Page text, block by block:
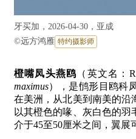
牙买加，2026-04-30，亚成
©远方鸿雁 特约摄影师
橙嘴凤头燕鸥 （英文名：
maximus），是鸻形目鸥科
在美洲，从北美到南美的沿
以其橙色的喙、灰白色的
介于45至50厘米之间，翼展